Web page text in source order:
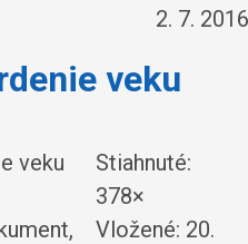
2. 7. 2016
veku
veku
Stiahnuté:
378×
Vložené: 20.